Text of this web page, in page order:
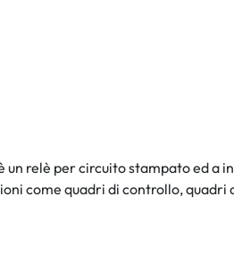
un relè per circuito stampato ed a
come quadri di controllo,